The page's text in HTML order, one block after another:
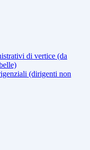
di vertice (da
(dirigenti non